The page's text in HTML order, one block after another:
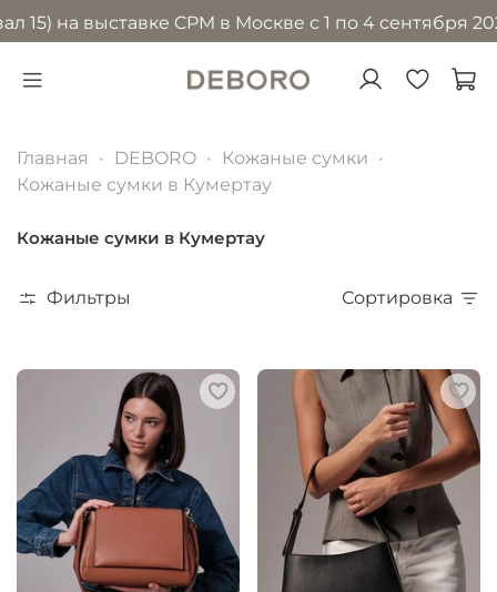
выставке CPM в Москве с 1 по 4 сентября 2026
Главная DEBORO
Кожаные сумки
Кожаные сумки в Кумертау
Кожаные сумки в Кумертау
Фильтры Сортировка